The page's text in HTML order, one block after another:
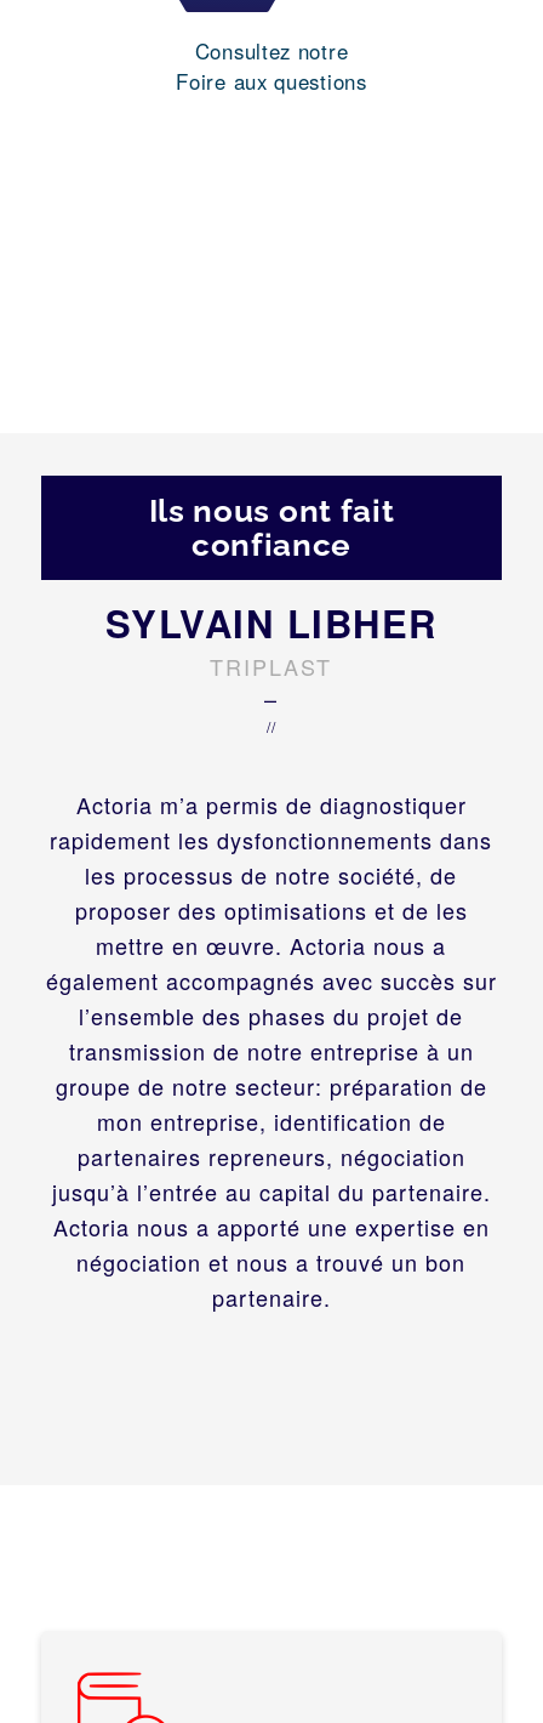
Consultez notre
Foire aux questions
Ils nous ont fait
confiance
Actoria m’a permis de diagnostiquer
rapidement les dysfonctionnements dans
les processus de notre société, de
proposer des optimisations et de les
mettre en œuvre. Actoria nous a
également accompagnés avec succès sur
l’ensemble des phases du projet de
transmission de notre entreprise à un
groupe de notre secteur: préparation de
mon entreprise, identification de
partenaires repreneurs, négociation
jusqu’à l’entrée au capital du partenaire.
Actoria nous a apporté une expertise en
négociation et nous a trouvé un bon
partenaire.
SYLVAIN LIBHER
TRIPLAST
–
//